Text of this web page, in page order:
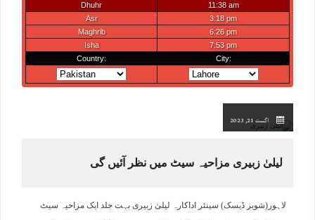
اگست 21, 2023
لیلیٰ زبیری مزاحیہ سیٹ میں نظر آئیں گی
لاہور(شوبز ڈیسک) سینئر اداکارہ لیلیٰ زبیری بہت جلد ایک مزاحیہ سیٹ